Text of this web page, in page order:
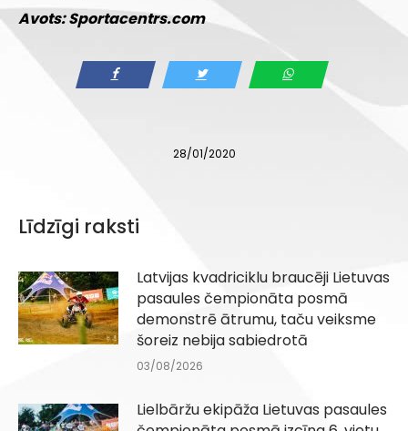
Avots: Sportacentrs.com
28/01/2020
Līdzīgi raksti
Latvijas kvadriciklu braucēji Lietuvas
pasaules čempionāta posmā
demonstrē ātrumu, taču veiksme
šoreiz nebija sabiedrotā
03/08/2026
Lielbāržu ekipāža Lietuvas pasaules